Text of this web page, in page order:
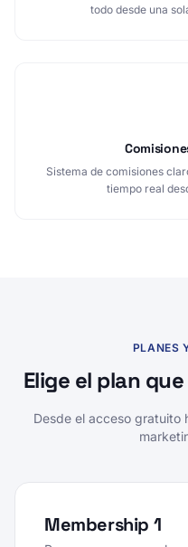
todo desde una
Sistema de comisiones
tiempo real
PLANES
Elige el plan
Desde el acceso gratuito
Membership 1